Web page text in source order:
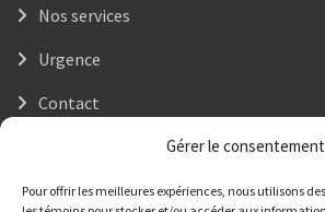
Gérer le consentement
Pour offrir les meilleures expériences, nous utilisons
Nos services
Urgence
Contact
NOUS JOINDRE